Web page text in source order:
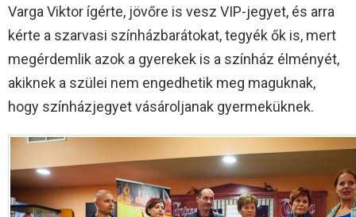
Varga Viktor ígérte, jövőre is vesz VIP-jegyet, és arra
kérte a szarvasi színházbarátokat, tegyék ők is, mert
megérdemlik azok a gyerekek is a színház élményét,
akiknek a szülei nem engedhetik meg maguknak,
hogy színházjegyet vásároljanak gyermeküknek.